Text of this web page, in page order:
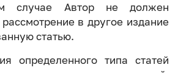
случае Автор не должен
в другое издание
статью.
определенного типа статей